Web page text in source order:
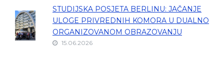
STUDIJSKA POSJETA BERLINU: JAČANJE
ULOGE PRIVREDNIH KOMORA U DUALNO
ORGANIZOVANOM OBRAZOVANJU
15.06.2026